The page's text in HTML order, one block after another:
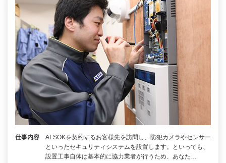
仕事内容
ALSOKを契約するお客様先を訪問し、防犯カメラやセンサー
といったセキュリティシステムを設置します。といっても、
設置工事自体は基本的に協力業者が行うため、あなた…